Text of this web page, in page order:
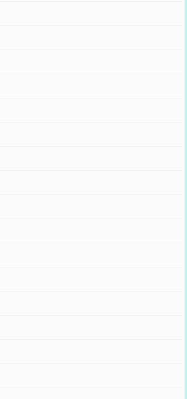
主动走人。但他是个社恐。跟人说话就会脸红
少爷在马场羞辱。庄黎苍白着脸，走上前说：
，不做完，就，就不许走。”等着被惩罚的裴
一个人走，走夜路，太危险，带，带上我
好吃的，飞快往他手心一塞。裴寒见被冤枉作
于走到真假少爷的剧情，庄黎收拾收拾主动离
个月给你买的游艇吗？”豪门父母抱着他流泪，
黑的眼眸温柔又阴鸷，“别想扔下我。”*裴寒见
应该被人欺辱虐待。直到在深渊中，抱住了属